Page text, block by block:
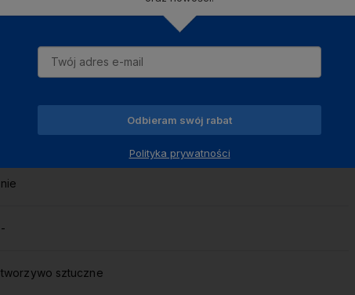
nie
-
tworzywo sztuczne
Odbieram swój rabat
Polityka prywatności